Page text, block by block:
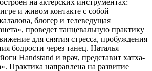
на актерских инструментах:
и живом контакте с собой
блогер и телеведущая
проведет танцевальную практику
для снятия стресса, пробуждения
бодрости через танец. Наталья
Handstand и врач, представит хатха-
Практика направлена на развитие